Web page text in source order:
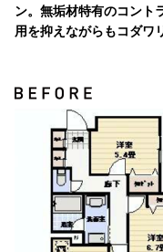
ン。無垢材特有のコント
用を抑えながらもコダワ